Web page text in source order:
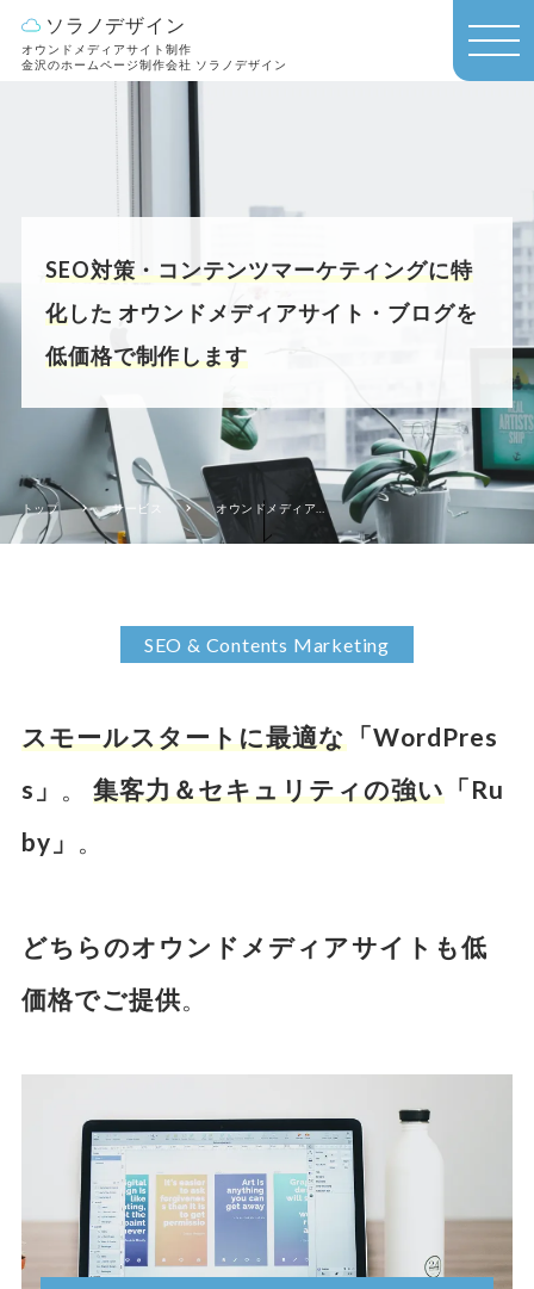
ソラノデザイン
オウンドメディアサイト制作
金沢のホームページ制作会社 ソラノデザイン
MEN
U
トップ サービス
SEO対策・コンテンツマーケティングに特
化した オウンドメディアサイト・ブログを
低価格で制作します
SEO & Contents Marketing
スモールスタートに最適な「WordPres
s」 。 集客力＆セキュリティの強い「Ru
by」 。
どちらのオウンドメディアサイトも低
価格でご提供。